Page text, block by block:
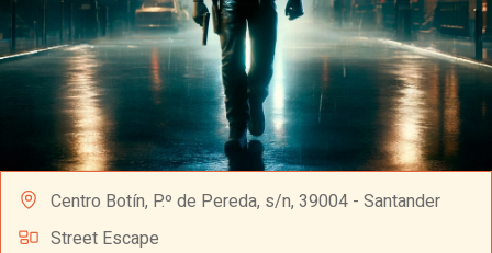
Centro Botín, P.º de Pereda, s/n, 39004 - Santander
Street Escape